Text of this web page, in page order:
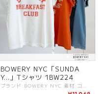
BOWERY NYC「SUNDA
Y...」Tシャツ 1BW224